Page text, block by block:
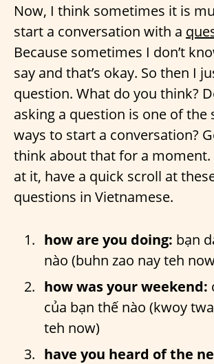
Now, I think sometimes it is
start a conversation with a
Because sometimes I don’t
say and that’s okay. So then I
question. What do you think?
asking a question is one of the
ways to start a conversation?
think about that for a moment.
at it, have a quick scroll at
questions in Vietnamese.
how are you doing: bạn
nào (buhn zao nay teh
how was your weekend:
của bạn thế nào (kwoy
teh now)
have you heard of the